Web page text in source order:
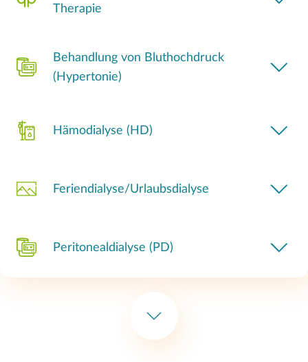
Therapie
Behandlung von Bluthochdruck
(Hypertonie)
Hämodialyse (HD)
Feriendialyse/Urlaubsdialyse
Peritonealdialyse (PD)
Peritonealdialyse (CAPD)